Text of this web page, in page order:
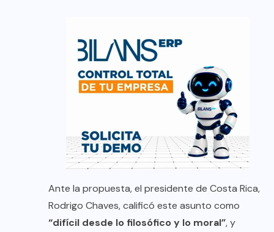
Ante la propuesta, el presidente de Costa Rica,
Rodrigo Chaves, calificó este asunto como
“difícil desde lo filosófico y lo moral”, y